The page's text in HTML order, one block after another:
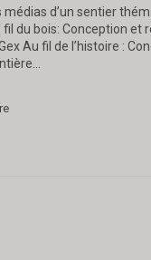
d’un sentier
du bois: Conception et
Au fil de l’histoire :